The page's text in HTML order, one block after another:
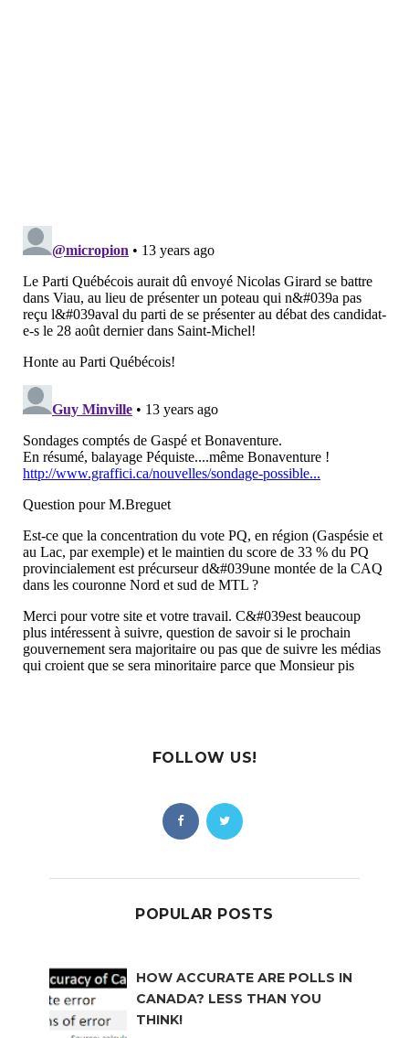
FOLLOW US!
POPULAR POSTS
HOW ACCURATE ARE POLLS IN
CANADA? LESS THAN YOU
THINK!